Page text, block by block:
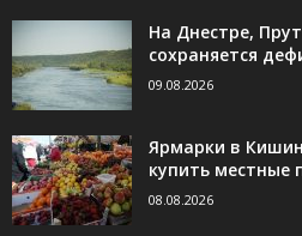
На Днестре,
сохраняется
09.08.2026
Ярмарки в
купить местные
08.08.2026